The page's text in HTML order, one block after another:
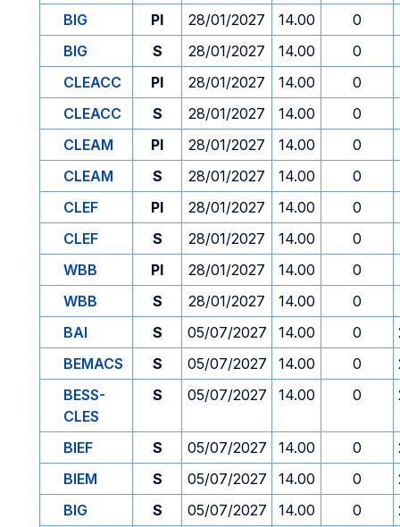
BIG
PI 28/01/2027 14.00
0
BIG
S 28/01/2027 14.00
0
CLEACC
PI 28/01/2027 14.00
0
CLEACC
S 28/01/2027 14.00
0
CLEAM
PI 28/01/2027 14.00
0
CLEAM
S 28/01/2027 14.00
0
CLEF
PI 28/01/2027 14.00
0
CLEF
S 28/01/2027 14.00
0
WBB
PI 28/01/2027 14.00
0
WBB
S 28/01/2027 14.00
0
BAI
S 05/07/2027 14.00 0
BEMACS
S 05/07/2027 14.00 0
BESS-
CLES
S 05/07/2027 14.00 0
BIEF S 05/07/2027 14.00 0
BIEM
S 05/07/2027 14.00 0
BIG
S 05/07/2027 14.00 0